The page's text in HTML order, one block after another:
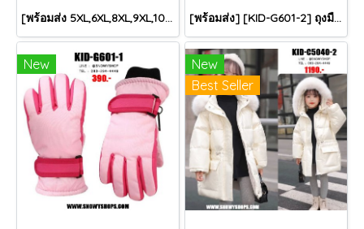
[พร้อมส่ง 5XL,6XL,8XL,9XL,10XL] [Man-B004-1] Down Jackets BigSize เสื้อโค้ทขนเป็ดกันหนาวสีดำชายไซด์ใหญ่ มีหมวกฮู้ด ซิปด้านหน้า กันน้ำ ใส่กันหนาวติดลบได้อย่างดี [พร้อมส่ง] [KID-G601-2] ถุงมือกันหนาวเด็กสีชมพูเข้ม ซับขนด้านใน ใส่กันหนาวเล่นหิมะได้ (เหมาะสำหรับเด็ก 3-5ขวบ)
New
New
Best Seller